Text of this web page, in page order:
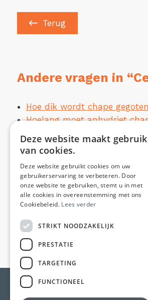
Terug
Andere vragen in
Hoe dik wordt chape
Hoelang moet anhydriet
Mag anhydriet vloeichape
Moet anhydriet vloeichape
Wat is het verschil tussen
Wat is vloeichape?
© Chapist bv
Deze website maakt gebruik
van cookies.
Deze website gebruikt cookies om uw
gebruikerservaring te verbeteren. Door
onze website te gebruiken, stemt u in met
alle cookies in overeenstemming met ons
Cookiebeleid. Lees verder
STRIKT NOODZAKELIJK
PRESTATIE
TARGETING
FUNCTIONEEL